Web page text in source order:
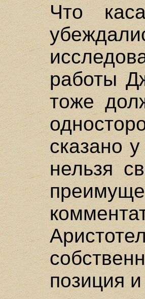
Что
работы
тоже
сказано
нельзя
позиция